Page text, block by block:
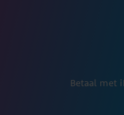
Betaal met